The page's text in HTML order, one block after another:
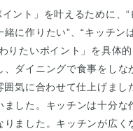
ント」を叶えるために、
に作りたい”、“キッチ
りたいポイント」を具体
、ダイニングで食事をし
囲気に合わせて仕上げま
した。キッチンは十分
ました。キッチンが広